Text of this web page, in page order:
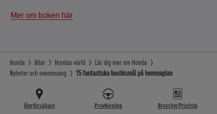
Mer om boken här
Honda Bilar Hondas värld
Lär dig mer om Honda
Nyheter och evenemang
15 fantastiska besöksmål på hemmaplan
Återförsäljare Provkörning Broschyr/Prislista